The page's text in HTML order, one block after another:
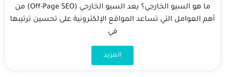
ما هو السيو الخارجي؟ يعد السيو الخارجي (Off-Page SEO) من
أهم العوامل التي تساعد المواقع الإلكترونية على تحسين ترتيبها
في
المزيد